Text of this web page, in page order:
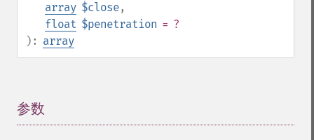
array $close,
float $penetration = ?
): array
参数